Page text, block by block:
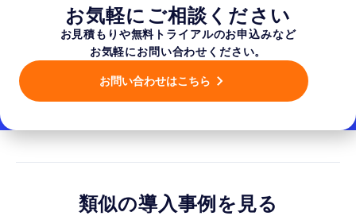
お気軽にご相談ください
お見積もりや無料トライアルのお申込みなど
お気軽にお問い合わせください。
お問い合わせはこちら
類似の導入事例を見る